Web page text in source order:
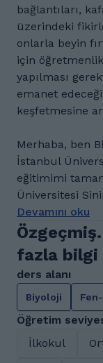
bağlantıları,
üzerindeki
onlarla beyin
için
yapılması
emanet
keşfetmesine
Merhaba, ben
İstanbul
eğitimimi
Üniversitesi
Devamını oku
fazla bilgi
ders alanı
Biyoloji
Öğretim
İlkokul